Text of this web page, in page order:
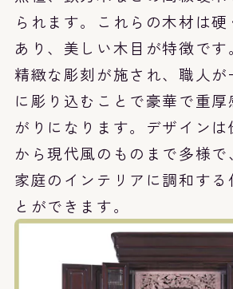
られます。これらの木材は
あり、美しい木目が特徴で
精緻な彫刻が施され、職人が
に彫り込むことで豪華で重
がりになります。デザインは
から現代風のものまで多様で
家庭のインテリアに調和する
とができます。